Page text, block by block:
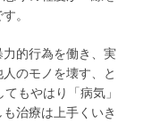
。
的行為を働き、実
のモノを壊す、と
もやはり「病気」
治療は上手くいき